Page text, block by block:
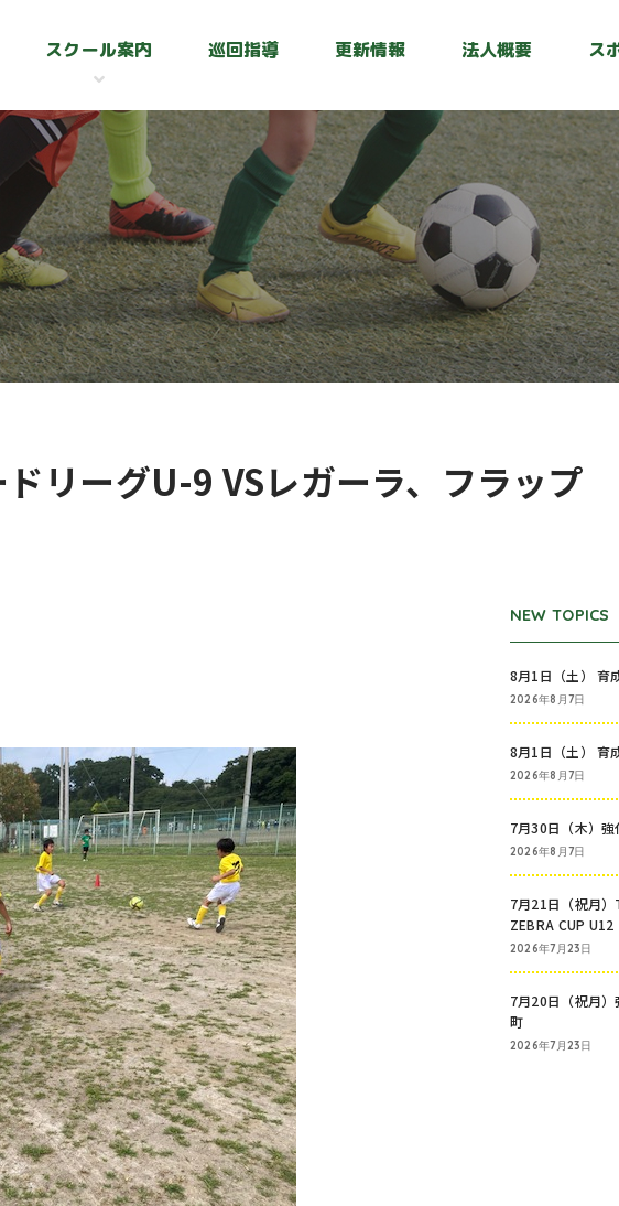
スクール案内 巡回指導 更新情報 法人概要 ス
リーグU-9 VSレガーラ、フラップ
NEW TOPICS
8月1日（土）
2026年8月7日
8月1日（土）
2026年8月7日
7月30日（木）
2026年8月7日
7月21日（祝月）
ZEBRA CUP U12
2026年7月23日
7月20日（祝月
町
2026年7月23日